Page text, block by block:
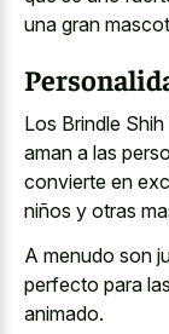
una gran
Los Brindle
aman a las
convierte en
niños y otras
A menudo son
perfecto para
animado.